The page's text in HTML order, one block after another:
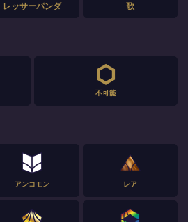
レッサーパンダ 歌
不可能
アンコモン レア